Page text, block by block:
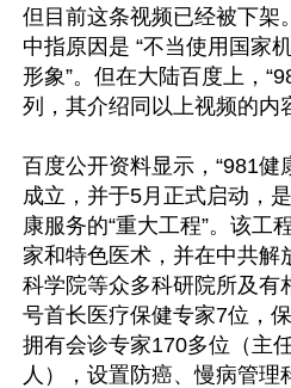
但目前这条视频已经被下架
中指原因是 “不当使用国家
形象”。但在大陆百度上，
列，其介绍同以上视频的内
百度公开资料显示，“981健
成立，并于5月正式启动，
康服务的“重大工程”。该工
家和特色医术，并在中共解
科学院等众多科研院所及有
号首长医疗保健专家7位，
拥有会诊专家170多位（主
人），设置防癌、慢病管理